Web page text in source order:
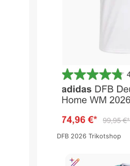
DFB 2026 Trikotshop